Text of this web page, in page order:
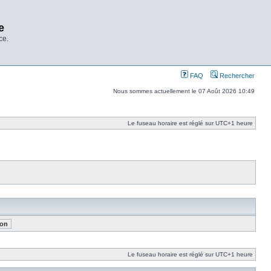
FAQ Rechercher
Nous sommes actuellement le 07 Août 2026 10:49
Le fuseau horaire est réglé sur UTC+1 heure
Le fuseau horaire est réglé sur UTC+1 heure